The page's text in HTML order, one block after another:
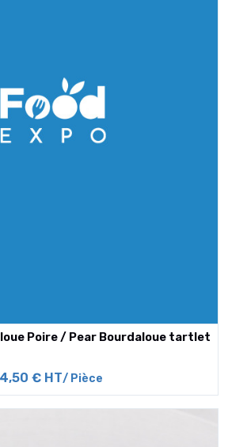
Poire / Pear Bourdaloue tartlet
4,50 € HT/ Pièce